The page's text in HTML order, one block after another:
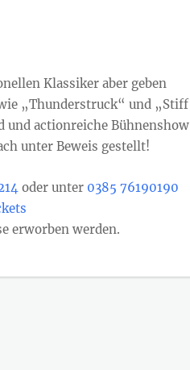
Klassiker aber geben
„Thunderstruck“ und „Stiff
und actionreiche Bühnenshow
unter Beweis gestellt!
oder unter 0385 76190190
erworben werden.